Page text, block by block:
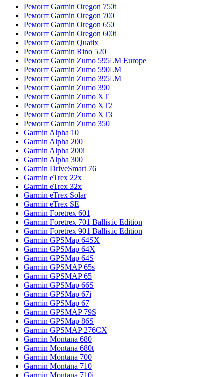
Ремонт Garmin Oregon 750t
Ремонт Garmin Oregon 700
Ремонт Garmin Oregon 650
Ремонт Garmin Oregon 600t
Ремонт Garmin Quatix
Ремонт Garmin Rino 520
Ремонт Garmin Zumo 595LM Europe
Ремонт Garmin Zumo 590LM
Ремонт Garmin Zumo 395LM
Ремонт Garmin Zumo 390
Ремонт Garmin Zumo XT
Ремонт Garmin Zumo XT2
Ремонт Garmin Zumo XT3
Ремонт Garmin Zumo 350
Garmin Alpha 10
Garmin Alpha 200
Garmin Alpha 200i
Garmin Alpha 300
Garmin DriveSmart 76
Garmin eTrex 22x
Garmin eTrex 32x
Garmin eTrex Solar
Garmin eTrex SE
Garmin Foretrex 601
Garmin Foretrex 701 Ballistic Edition
Garmin Foretrex 901 Ballistic Edition
Garmin GPSMap 64SX
Garmin GPSMap 64X
Garmin GPSMap 64S
Garmin GPSMAP 65s
Garmin GPSMAP 65
Garmin GPSMap 66S
Garmin GPSMap 67i
Garmin GPSMap 67
Garmin GPSMAP 79S
Garmin GPSMap 86S
Garmin GPSMAP 276CX
Garmin Montana 680
Garmin Montana 680t
Garmin Montana 700
Garmin Montana 710
Garmin Montana 710i